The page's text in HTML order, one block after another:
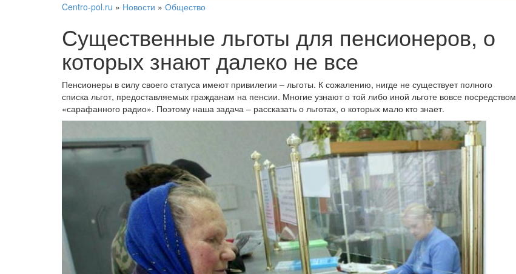
Centro-pol.ru » Новости » Общество
Существенные льготы для пенсионеров, о
которых знают далеко не все
Пенсионеры в силу своего статуса имеют привилегии – льготы. К сожалению, нигде не существует полного
списка льгот, предоставляемых гражданам на пенсии. Многие узнают о той либо иной льготе вовсе посредством
«сарафанного радио». Поэтому наша задача – рассказать о льготах, о которых мало кто знает.